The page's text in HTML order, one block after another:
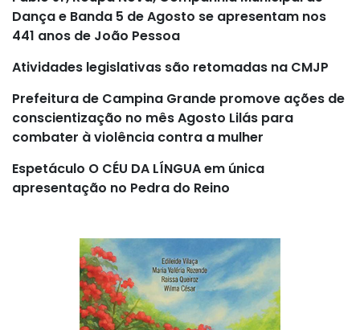
Dança e Banda 5 de Agosto se apresentam nos
441 anos de João Pessoa
Atividades legislativas são retomadas na CMJP
Prefeitura de Campina Grande promove ações de
conscientização no mês Agosto Lilás para
combater à violência contra a mulher
Espetáculo O CÉU DA LÍNGUA em única
apresentação no Pedra do Reino